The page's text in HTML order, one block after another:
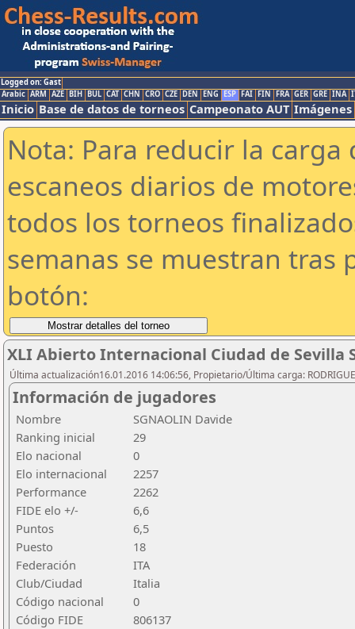
Logged on: Gast
Arabic ARM AZE BIH BUL CAT CHN CRO CZE DEN ENG ESP FAI FIN FRA GER GRE INA
Inicio Base de datos de torneos Campeonato AUT Imágenes
Nota: Para reducir la
escaneos diarios de
todos los torneos
semanas se muestran tras
botón:
XLI Abierto Internacional Ciudad de Sevilla
Última actualización16.01.2016 14:06:56, Propietario/Última carga:
Información de jugadores
Nombre
SGNAOLIN Davide
Ranking inicial
29
Elo nacional
0
Elo internacional
2257
Performance
2262
FIDE elo +/-
6,6
Puntos
6,5
Puesto
18
Federación
ITA
Club/Ciudad
Italia
Código nacional
0
Código FIDE
806137